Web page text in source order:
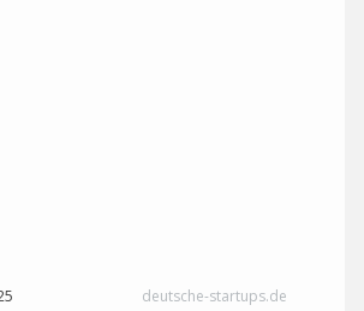
deutsche-startups.de